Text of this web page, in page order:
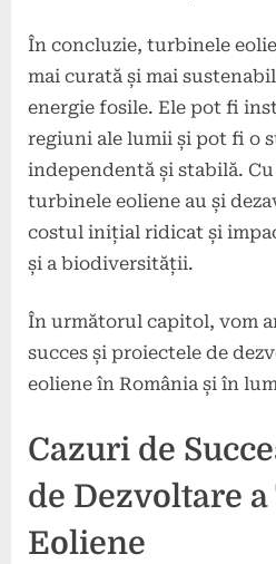
În concluzie, turbinele
mai curată și mai
energie fosile. Ele pot fi
regiuni ale lumii și pot fi o
independentă și stabilă. Cu
turbinele eoliene au și
costul inițial ridicat și
și a biodiversității.
În următorul capitol, vom
succes și proiectele de
eoliene în România și în
Cazuri de
de Dezvoltare
Eoliene